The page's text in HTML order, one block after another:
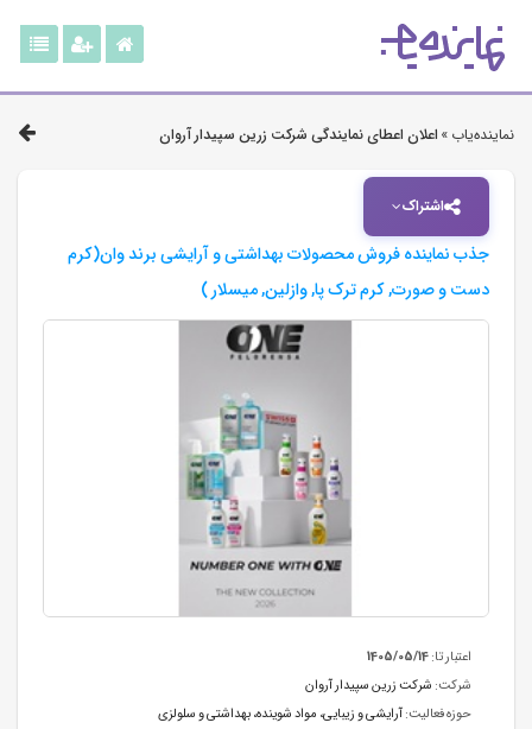
نماینده‌یاب » اعلان اعطای نمایندگی شرکت زرین سپیدار آروان
اشتراک
جذب نماینده فروش محصولات بهداشتی و آرایشی برند وان(کرم
دست و صورت, کرم ترک پا, وازلین, میسلار )
اعتبار تا:1405/05/14
شرکت: شرکت زرین سپیدار آروان
حوزه فعالیت:آرایشی و زیبایی، مواد شوینده، بهداشتی و سلولزی